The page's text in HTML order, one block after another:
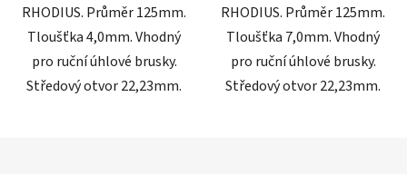
RHODIUS. Průměr 125mm.
Tloušťka 4,0mm. Vhodný
pro ruční úhlové brusky.
Středový otvor 22,23mm.
RHODIUS. Průměr 125mm.
Tloušťka 7,0mm. Vhodný
pro ruční úhlové brusky.
Středový otvor 22,23mm.